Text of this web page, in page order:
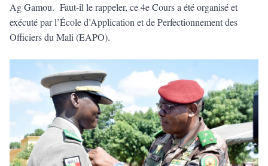
Ag Gamou. Faut-il le rappeler, ce 4e Cours a été organisé et
exécuté par l’École d’Application et de Perfectionnement des
Officiers du Mali (EAPO).